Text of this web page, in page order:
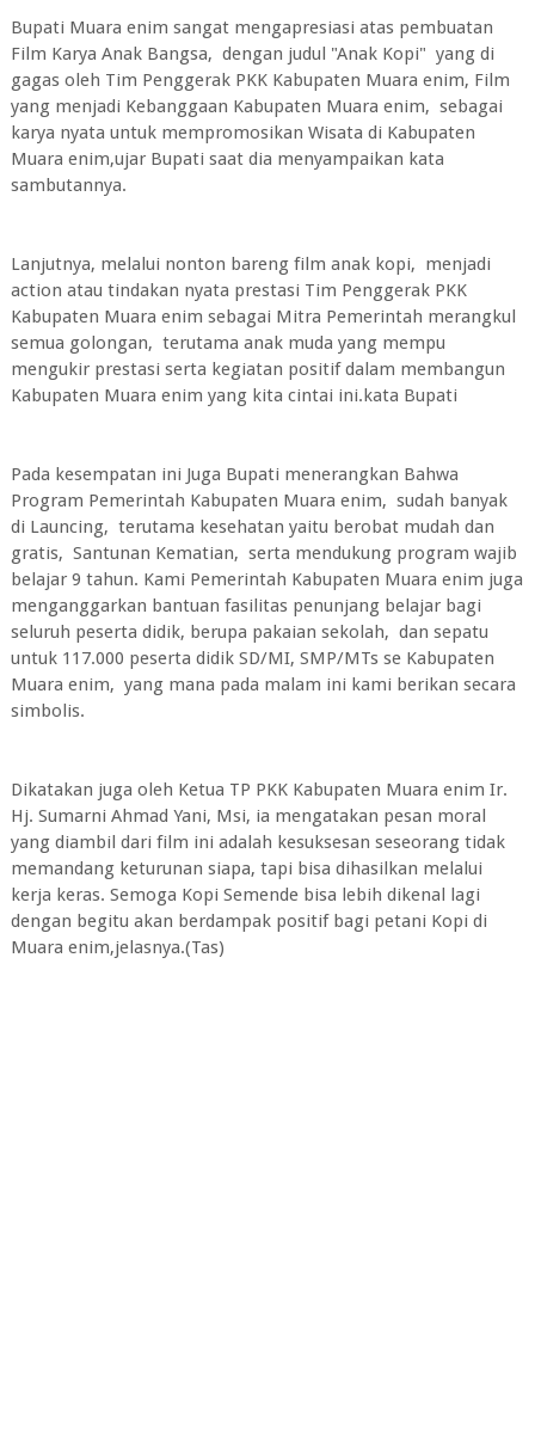
Bupati Muara enim sangat mengapresiasi atas pembuatan
Film Karya Anak Bangsa, dengan judul "Anak Kopi" yang di
gagas oleh Tim Penggerak PKK Kabupaten Muara enim, Film
yang menjadi Kebanggaan Kabupaten Muara enim, sebagai
karya nyata untuk mempromosikan Wisata di Kabupaten
Muara enim,ujar Bupati saat dia menyampaikan kata
sambutannya.
Lanjutnya, melalui nonton bareng film anak kopi, menjadi
action atau tindakan nyata prestasi Tim Penggerak PKK
Kabupaten Muara enim sebagai Mitra Pemerintah merangkul
semua golongan, terutama anak muda yang mempu
mengukir prestasi serta kegiatan positif dalam membangun
Kabupaten Muara enim yang kita cintai ini.kata Bupati
Pada kesempatan ini Juga Bupati menerangkan Bahwa
Program Pemerintah Kabupaten Muara enim, sudah banyak
di Launcing, terutama kesehatan yaitu berobat mudah dan
gratis, Santunan Kematian, serta mendukung program wajib
belajar 9 tahun. Kami Pemerintah Kabupaten Muara enim juga
menganggarkan bantuan fasilitas penunjang belajar bagi
seluruh peserta didik, berupa pakaian sekolah, dan sepatu
untuk 117.000 peserta didik SD/MI, SMP/MTs se Kabupaten
Muara enim, yang mana pada malam ini kami berikan secara
simbolis.
Dikatakan juga oleh Ketua TP PKK Kabupaten Muara enim Ir.
Hj. Sumarni Ahmad Yani, Msi, ia mengatakan pesan moral
yang diambil dari film ini adalah kesuksesan seseorang tidak
memandang keturunan siapa, tapi bisa dihasilkan melalui
kerja keras. Semoga Kopi Semende bisa lebih dikenal lagi
dengan begitu akan berdampak positif bagi petani Kopi di
Muara enim,jelasnya.(Tas)